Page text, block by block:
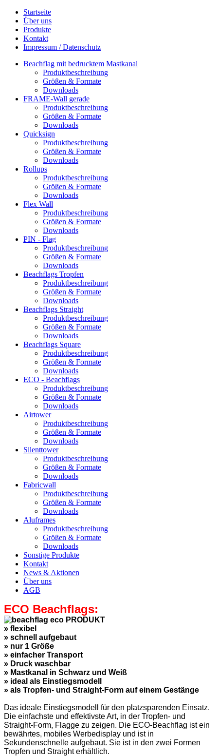
Startseite
Über uns
Produkte
Kontakt
Impressum / Datenschutz
Beachflag mit bedrucktem Mastkanal
Produktbeschreibung
Größen & Formate
Downloads
FRAME-Wall gerade
Produktbeschreibung
Größen & Formate
Downloads
Quicksign
Produktbeschreibung
Größen & Formate
Downloads
Rollups
Produktbeschreibung
Größen & Formate
Downloads
Flex Wall
Produktbeschreibung
Größen & Formate
Downloads
PIN - Flag
Produktbeschreibung
Größen & Formate
Downloads
Beachflags Tropfen
Produktbeschreibung
Größen & Formate
Downloads
Beachflags Straight
Produktbeschreibung
Größen & Formate
Downloads
Beachflags Square
Produktbeschreibung
Größen & Formate
Downloads
ECO - Beachflags
Produktbeschreibung
Größen & Formate
Downloads
Airtower
Produktbeschreibung
Größen & Formate
Downloads
Silenttower
Produktbeschreibung
Größen & Formate
Downloads
Fabricwall
Produktbeschreibung
Größen & Formate
Downloads
Aluframes
Produktbeschreibung
Größen & Formate
Downloads
Sonstige Produkte
Kontakt
News & Aktionen
Über uns
AGB
ECO Beachflags:
» flexibel
» schnell aufgebaut
» nur 1 Größe
» einfacher Transport
» Druck waschbar
» Mastkanal in Schwarz und Weiß
» ideal als Einstiegsmodell
» als Tropfen- und Straight-Form auf einem Gestänge
Das ideale Einstiegsmodell für den platzsparenden Einsatz.
Die einfachste und effektivste Art, in der Tropfen- und
Straight-Form, Flagge zu zeigen. Die ECO-Beachflag ist ein
bewährtes, mobiles Werbedisplay und ist in
Sekundenschnelle aufgebaut. Sie ist in den zwei Formen
Tropfen und Straight erhältlich.